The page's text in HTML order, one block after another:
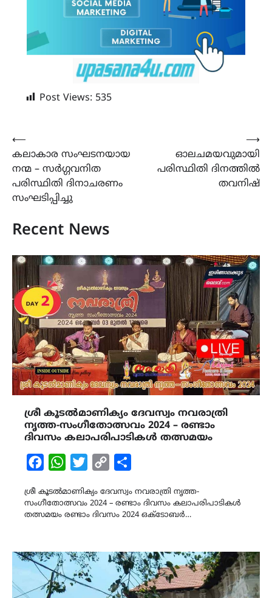
Post Views: 535
Post
navigation
⟵
കലാകാര സംഘടനയായ
നന്മ – സർഗ്ഗവനിത
പരിസ്ഥിതി ദിനാചരണം
സംഘടിപ്പിച്ചു
ഓലചമയവുമായി
പരിസ്ഥിതി ദിനത്തിൽ
തവനിഷ്
⟶
Recent News
ശ്രീ കൂടൽമാണിക്യം ദേവസ്വം നവരാത്രി
നൃത്ത-സംഗീതോത്സവം 2024 – രണ്ടാം
ദിവസം കലാപരിപാടികൾ തത്സമയം
FacebookWhatsAppTwitterCopy
ശ്രീ കൂടൽമാണിക്യം ദേവസ്വം നവരാത്രി നൃത്ത-
സംഗീതോത്സവം 2024 – രണ്ടാം ദിവസം കലാപരിപാടികൾ
തത്സമയം രണ്ടാം ദിവസം 2024 ഒക്ടോബർ…